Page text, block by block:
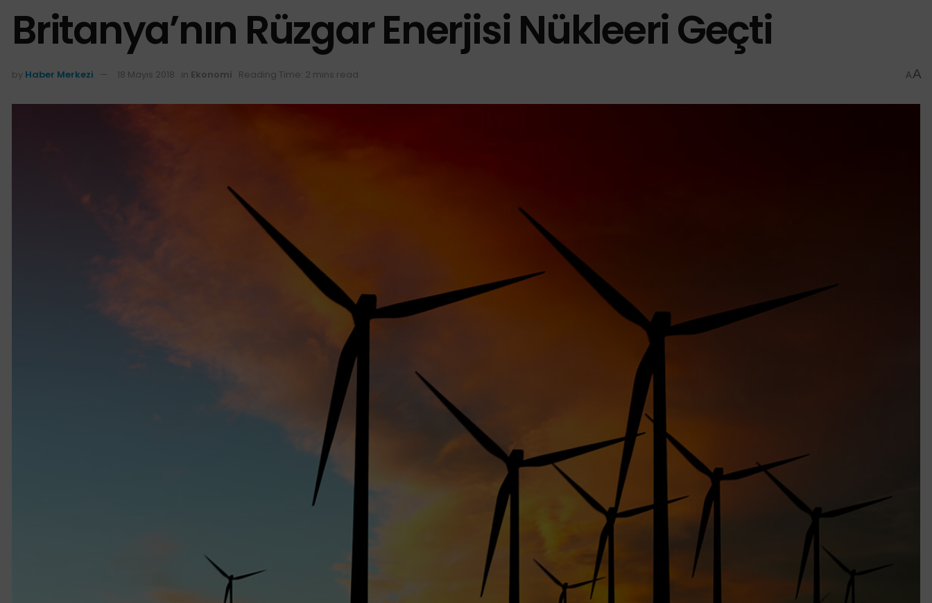
Britanya’nın Rüzgar Enerjisi Nükleeri Geçti
by Haber Merkezi 18 Mayıs 2018 in Ekonomi Reading Time: 2 mins read A A